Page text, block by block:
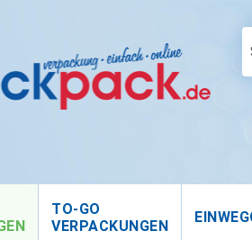
TO-GO
VERPACKUNGEN